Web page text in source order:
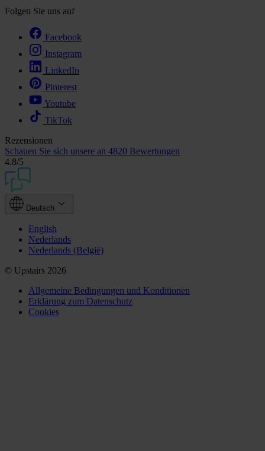
Folgen Sie uns auf
Facebook
Instagram
LinkedIn
Pinterest
Youtube
TikTok
Rezensionen
Schauen Sie sich unsere an 4820 Bewertungen
4.8/5
Deutsch
English
Nederlands
Nederlands (België)
© Upstairs 2026
Allgemeine Bedingungen und Konditionen
Erklärung zum Datenschutz
Cookies